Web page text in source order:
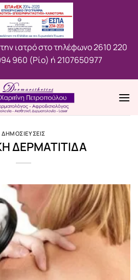
ιατρό στο τηλέφωνο2610 220
960 (Ρίο) ή2107650977
ΔΗΜΟΣΙΕΥΣΕΙΣ
ΔΕΡΜΑΤΙΤΙΔΑ